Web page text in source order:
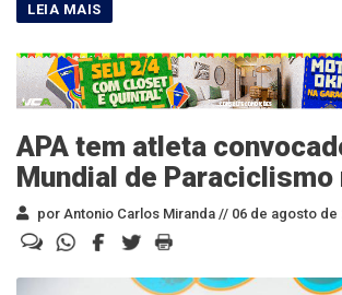
APA tem atleta
Mundial de Paraciclismo
por Antonio Carlos Miranda // 06 de agosto de